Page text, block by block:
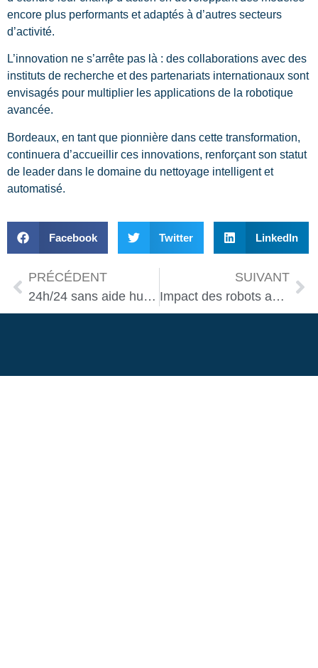
encore plus performants et adaptés à d’autres secteurs
d’activité.
L’innovation ne s’arrête pas là : des collaborations avec des
instituts de recherche et des partenariats internationaux sont
envisagés pour multiplier les applications de la robotique
avancée.
Bordeaux, en tant que pionnière dans cette transformation,
continuera d’accueillir ces innovations, renforçant son statut
de leader dans le domaine du nettoyage intelligent et
automatisé.
Facebook Twitter LinkedIn
PRÉCÉDENT
24h/24 sans aide humaine : la Chine lance un robot totalement autonome
SUIVANT
Impact des robots autonomes sur les opérations de secours